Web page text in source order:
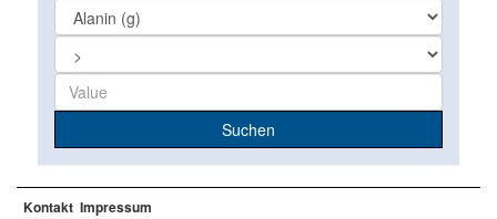
Suchen
Kontakt Impressum